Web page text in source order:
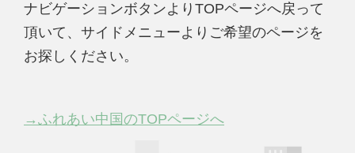
ナビゲーションボタンよりTOPページへ戻って
頂いて、サイドメニューよりご希望のページを
お探しください。
→ふれあい中国のTOPページへ